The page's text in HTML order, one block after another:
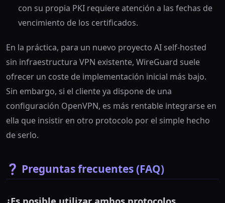
con su propia PKI requiere atención a las fechas de
vencimiento de los certificados.
En la práctica, para un nuevo proyecto AI self-hosted
sin infraestructura VPN existente, WireGuard suele
ofrecer un coste de implementación inicial más bajo.
Sin embargo, si el cliente ya dispone de una
configuración OpenVPN, es más rentable integrarse en
ella que insistir en otro protocolo por el simple hecho
de serlo.
❓ Preguntas frecuentes (FAQ)